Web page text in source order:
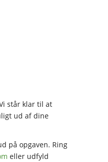
står klar til at
ud af dine
på opgaven. Ring
eller udfyld